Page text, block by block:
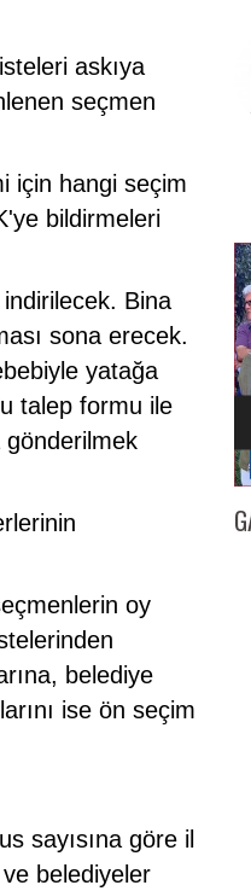
askıya
seçmen
için hangi seçim
bildirmeleri
Bina
sona erecek.
yatağa
talep formu ile
gönderilmek
oy
belediye
ise ön seçim
sayısına göre il
belediyeler
25. YIL BERATI…